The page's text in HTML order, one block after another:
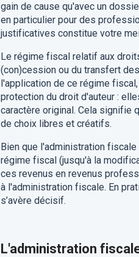
gain de cause qu'avec un
en particulier pour des
justificatives constitue votre
Le régime fiscal relatif aux
(con)cession ou du transfert
l'application de ce régime
protection du droit d'auteur :
caractère original. Cela signifie
de choix libres et créatifs.
Bien que l'administration
régime fiscal (jusqu'à la
ces revenus en revenus
à l'administration fiscale. En
s’avère décisif.
L'administration